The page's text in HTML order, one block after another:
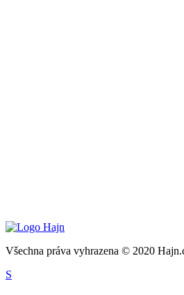
Všechna práva vyhrazena © 2020
S